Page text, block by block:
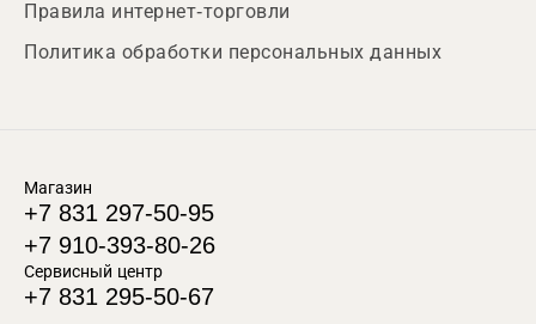
Правила интернет-торговли
Политика обработки персональных данных
Магазин
+7 831 297-50-95
+7 910-393-80-26
Сервисный центр
+7 831 295-50-67